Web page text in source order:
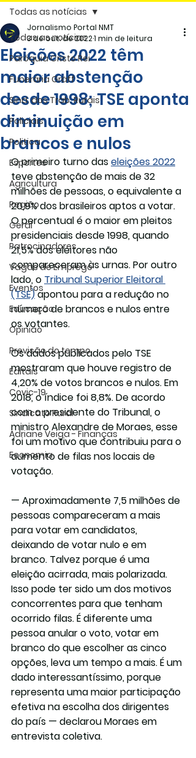
Todas as notícias
Paróquia Cristo Rei
Funerária Gräff
Sind. dos Trab. Rurais
Policiais
Politica
Esportes
Agricultura
Região
Geral
Patrocinadores
Vagas de Emprego
Eventos
Educação
Opinião
Previsão do tempo
Editais
Covic-19
Sindicato Rural
Adriane Veiga - Finanças
Economia
Todas as notícias
Eleições 2022 têm
maior abstenção
desde 1998; TSE aponta
diminuição em
brancos e nulos
Jornalismo Portal NMT
3 de out. de 20221 min de leitura
O primeiro turno das eleições 2022
teve abstenção de mais de 32
milhões de pessoas, o equivalente a
20,9% dos brasileiros aptos a votar.
O percentual é o maior em pleitos
presidenciais desde 1998, quando
21,5% dos eleitores não
compareceram às urnas. Por outro
lado, o Tribunal Superior Eleitoral
(TSE) apontou para a redução no
número de brancos e nulos entre
os votantes.
Os dados publicados pelo TSE
mostraram que houve registro de
4,20% de votos brancos e nulos. Em
2018, o índice foi 8,8%. De acordo
com o presidente do Tribunal, o
ministro Alexandre de Moraes, esse
foi um motivo que contribuiu para o
aumento de filas nos locais de
votação.
— Aproximadamente 7,5 milhões de
pessoas compareceram a mais
para votar em candidatos,
deixando de votar nulo e em
branco. Talvez porque é uma
eleição acirrada, mais polarizada.
Isso pode ter sido um dos motivos
concorrentes para que tenham
ocorrido filas. É diferente uma
pessoa anular o voto, votar em
branco do que escolher as cinco
opções, leva um tempo a mais. É um
dado interessantíssimo, porque
representa uma maior participação
efetiva na escolha dos dirigentes
do país — declarou Moraes em
entrevista coletiva.